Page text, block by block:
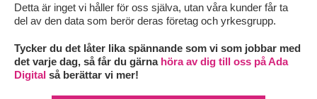
Detta är inget vi håller för oss själva, utan våra kunder får ta
del av den data som berör deras företag och yrkesgrupp.
Tycker du det låter lika spännande som vi som jobbar med
det varje dag, så får du gärna höra av dig till oss på Ada
Digital så berättar vi mer!